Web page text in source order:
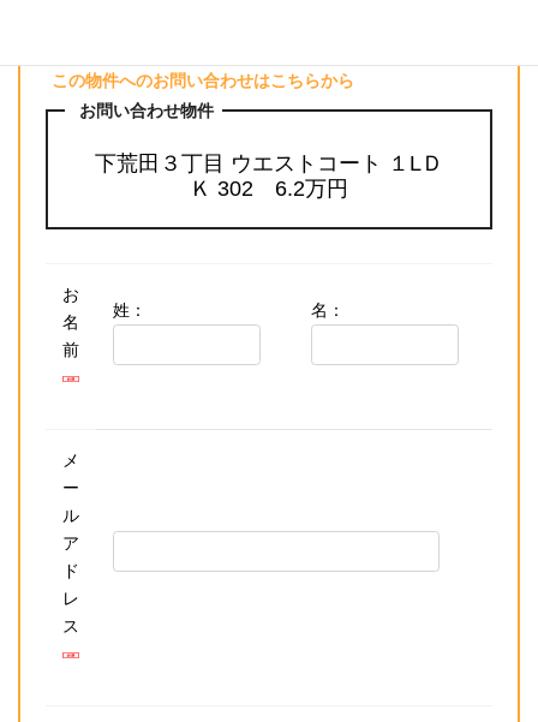
この物件へのお問い合わせはこちらから
お問い合わせ物件
下荒田３丁目 ウエストコート １LＤ
Ｋ 302 6.2万円
お
名
前
姓： 名：
メ
ー
ル
ア
ド
レ
ス